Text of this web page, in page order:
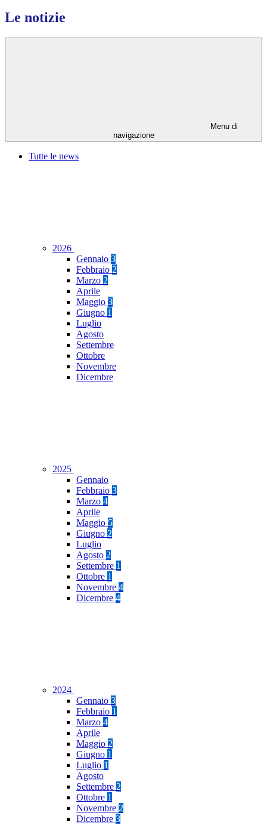
Le notizie
Menu di
navigazione
Tutte le news
2026
Gennaio 3
Febbraio 2
Marzo 2
Aprile
Maggio 3
Giugno 1
Luglio
Agosto
Settembre
Ottobre
Novembre
Dicembre
2025
Gennaio
Febbraio 3
Marzo 4
Aprile
Maggio 5
Giugno 2
Luglio
Agosto 2
Settembre 1
Ottobre 1
Novembre 4
Dicembre 4
2024
Gennaio 3
Febbraio 1
Marzo 4
Aprile
Maggio 2
Giugno 1
Luglio 1
Agosto
Settembre 2
Ottobre 1
Novembre 2
Dicembre 3